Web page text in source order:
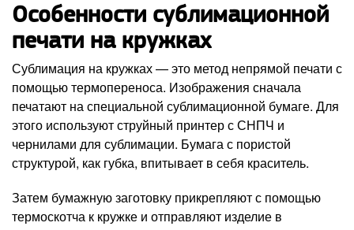
Особенности сублимационной
печати на кружках
Сублимация на кружках — это метод непрямой печати с
помощью термопереноса. Изображения сначала
печатают на специальной сублимационной бумаге. Для
этого используют струйный принтер с СНПЧ и
чернилами для сублимации. Бумага с пористой
структурой, как губка, впитывает в себя краситель.
Затем бумажную заготовку прикрепляют с помощью
термоскотча к кружке и отправляют изделие в